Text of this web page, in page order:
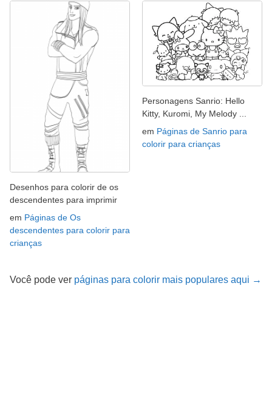
Desenhos para colorir de os
descendentes para imprimir
em Páginas de Os
descendentes para colorir para
crianças
Personagens Sanrio: Hello
Kitty, Kuromi, My Melody ...
em Páginas de Sanrio para
colorir para crianças
Você pode ver páginas para colorir mais populares aqui →